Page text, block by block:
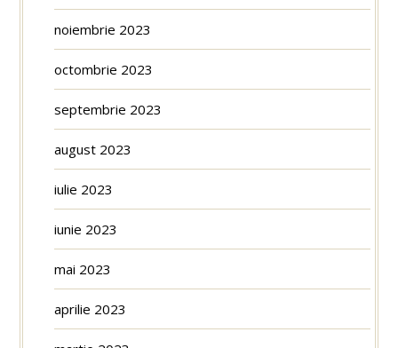
noiembrie 2023
octombrie 2023
septembrie 2023
august 2023
iulie 2023
iunie 2023
mai 2023
aprilie 2023